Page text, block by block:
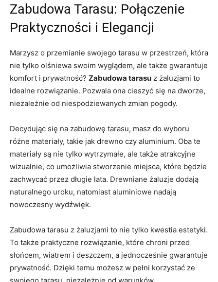
Zabudowa Tarasu: Połączenie
Praktyczności i Elegancji
Marzysz o przemianie swojego tarasu w przestrzeń, która
nie tylko olśniewa swoim wyglądem, ale także gwarantuje
komfort i prywatność? Zabudowa tarasu z żaluzjami to
idealne rozwiązanie. Pozwala ona cieszyć się na dworze,
niezależnie od niespodziewanych zmian pogody.
Decydując się na zabudowę tarasu, masz do wyboru
różne materiały, takie jak drewno czy aluminium. Oba te
materiały są nie tylko wytrzymałe, ale także atrakcyjne
wizualnie, co umożliwia stworzenie miejsca, które będzie
zachwycać przez długie lata. Drewniane żaluzje dodają
naturalnego uroku, natomiast aluminiowe nadają
nowoczesny wydźwięk.
Zabudowa tarasu z żaluzjami to nie tylko kwestia estetyki.
To także praktyczne rozwiązanie, które chroni przed
słońcem, wiatrem i deszczem, a jednocześnie gwarantuje
prywatność. Dzięki temu możesz w pełni korzystać ze